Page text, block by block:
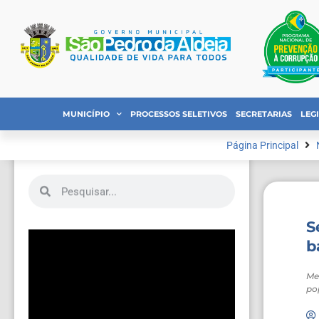
MUNICÍPIO PROCESSOS SELETIVOS SECRETARIAS
Página Principal